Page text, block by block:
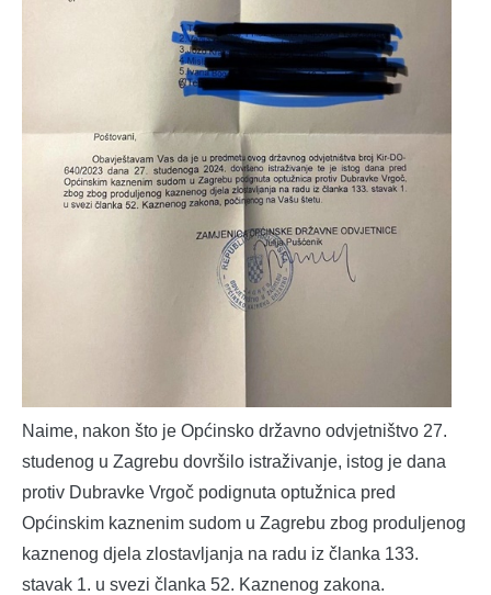
Naime, nakon što je Općinsko državno odvjetništvo 27.
studenog u Zagrebu dovršilo istraživanje, istog je dana
protiv Dubravke Vrgoč podignuta optužnica pred
Općinskim kaznenim sudom u Zagrebu zbog produljenog
kaznenog djela zlostavljanja na radu iz članka 133.
stavak 1. u svezi članka 52. Kaznenog zakona.